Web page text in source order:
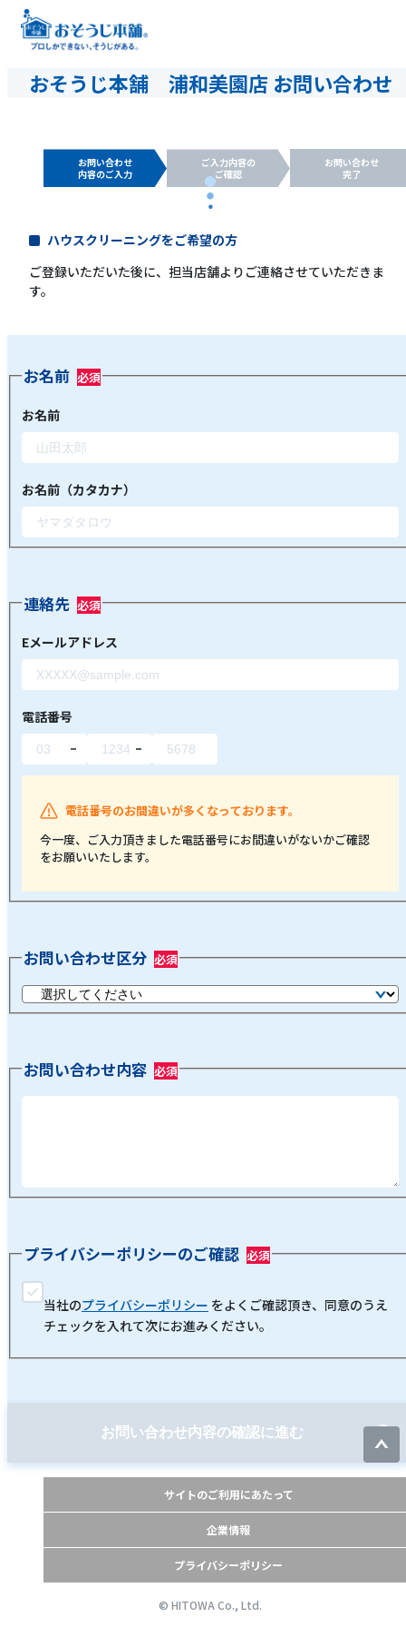
おそうじ本舗 浦和美園店 お問い合わせ
お問い合わせ
内容のご入力
ご入力内容の
ご確認
お問い合わせ
完了
ハウスクリーニングをご希望の方
ご登録いただいた後に、担当店舗よりご連絡させていただきま
す。
お名前
お名前
お名前（カタカナ）
連絡先
Eメールアドレス
電話番号
電話番号のお間違いが多くなっております。
今一度、ご入力頂きました電話番号にお間違いがないかご確認
をお願いいたします。
お問い合わせ区分
お問い合わせ内容
プライバシーポリシーのご確認
当社のプライバシーポリシー をよくご確認頂き、同意のうえ
チェックを入れて次にお進みください。
お問い合わせ内容の確認に進む
サイトのご利用にあたって
企業情報
プライバシーポリシー
© HITOWA Co., Ltd.